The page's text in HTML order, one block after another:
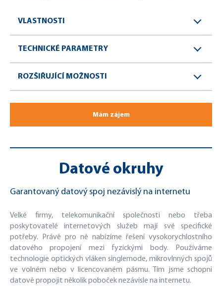
VLASTNOSTI
TECHNICKÉ PARAMETRY
ROZŠIŘUJÍCÍ MOŽNOSTI
Mám zájem
Datové okruhy
Garantovaný datový spoj nezávislý na internetu
Velké firmy, telekomunikační společnosti nebo třeba
poskytovatelé internetových služeb mají své specifické
potřeby. Právě pro ně nabízíme řešení vysokorychlostního
datového propojení mezi fyzickými body. Používáme
technologie optických vláken singlemode, mikrovlnných spojů
ve volném nebo v licencovaném pásmu. Tím jsme schopni
datově propojit několik poboček nezávisle na internetu.